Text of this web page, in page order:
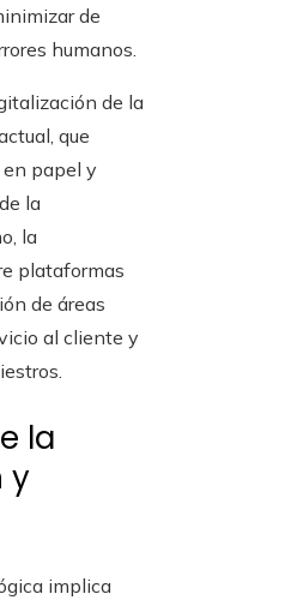
de
humanos.
de la
que
papel y
la
la
plataformas
de áreas
al cliente y
la
y
implica